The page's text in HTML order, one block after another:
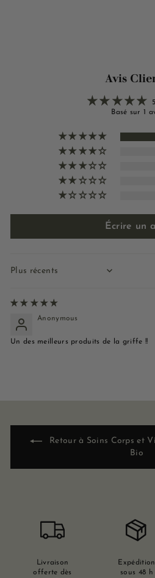
Avis
Basé sur 1
Écrire un
Sort by
Anonymous
Un des meilleurs produits de la griffe !!
Retour à Soins Corps et
Bio
Livraison
offerte dès
Expédition
sous 48 h